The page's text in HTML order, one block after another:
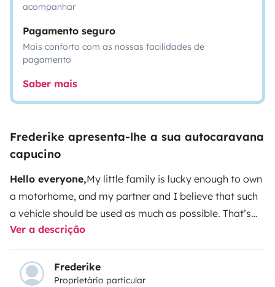
acompanhar
Pagamento seguro
Mais conforto com as nossas facilidades de
pagamento
Saber mais
Frederike apresenta-lhe a sua autocaravana
capucino
Hello everyone,My little family is lucky enough to own
a motorhome, and my partner and I believe that such
a vehicle should be used as much as possible. That’s
why we’ve decided to rent out our motorhome so that
others can also enjoy beautiful holidays with it.We’re
glad that you’re interested in our motorhome.
all the important information can be found in the
Ver a descrição
Frederike
Proprietário particular